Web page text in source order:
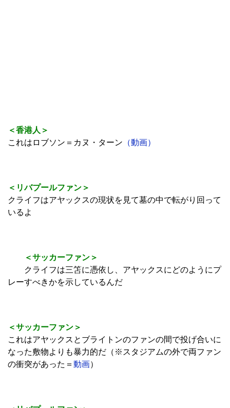
＜香港人＞
これはロブソン＝カヌ・ターン （動画）
クライフはアヤックスの現状を見て墓の中で転がり回って
いるよ